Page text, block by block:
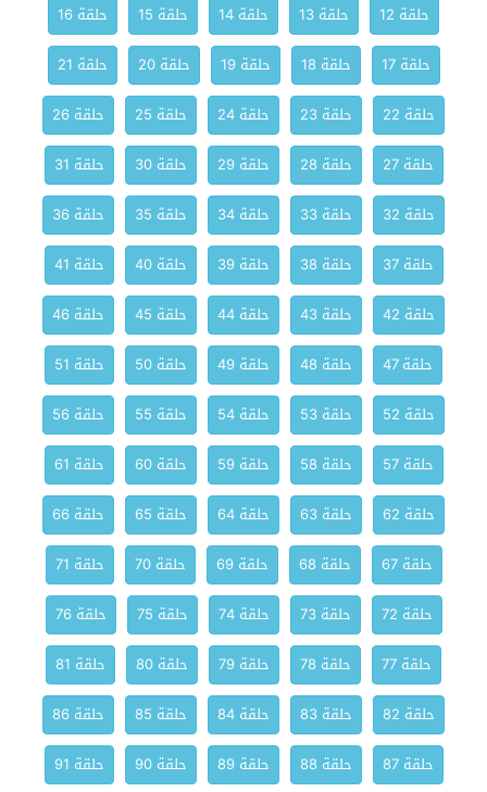
حلقة 12
حلقة 13 حلقة 14 حلقة 15
حلقة 16
حلقة 17
حلقة 18 حلقة 19 حلقة 20
حلقة 21
حلقة 22
حلقة 23 حلقة 24 حلقة 25
حلقة 26
حلقة 27
حلقة 28 حلقة 29 حلقة 30
حلقة 31
حلقة 32
حلقة 33 حلقة 34 حلقة 35
حلقة 36
حلقة 37
حلقة 38 حلقة 39 حلقة 40
حلقة 41
حلقة 42
حلقة 43 حلقة 44 حلقة 45
حلقة 46
حلقة 47
حلقة 48 حلقة 49 حلقة 50
حلقة 51
حلقة 52
حلقة 53 حلقة 54 حلقة 55
حلقة 56
حلقة 57
حلقة 58 حلقة 59 حلقة 60
حلقة 61
حلقة 62
حلقة 63 حلقة 64 حلقة 65
حلقة 66
حلقة 67
حلقة 68 حلقة 69 حلقة 70
حلقة 71
حلقة 72
حلقة 73 حلقة 74 حلقة 75
حلقة 76
حلقة 77
حلقة 78 حلقة 79 حلقة 80
حلقة 81
حلقة 82
حلقة 83 حلقة 84 حلقة 85
حلقة 86
حلقة 87
حلقة 88 حلقة 89 حلقة 90
حلقة 91